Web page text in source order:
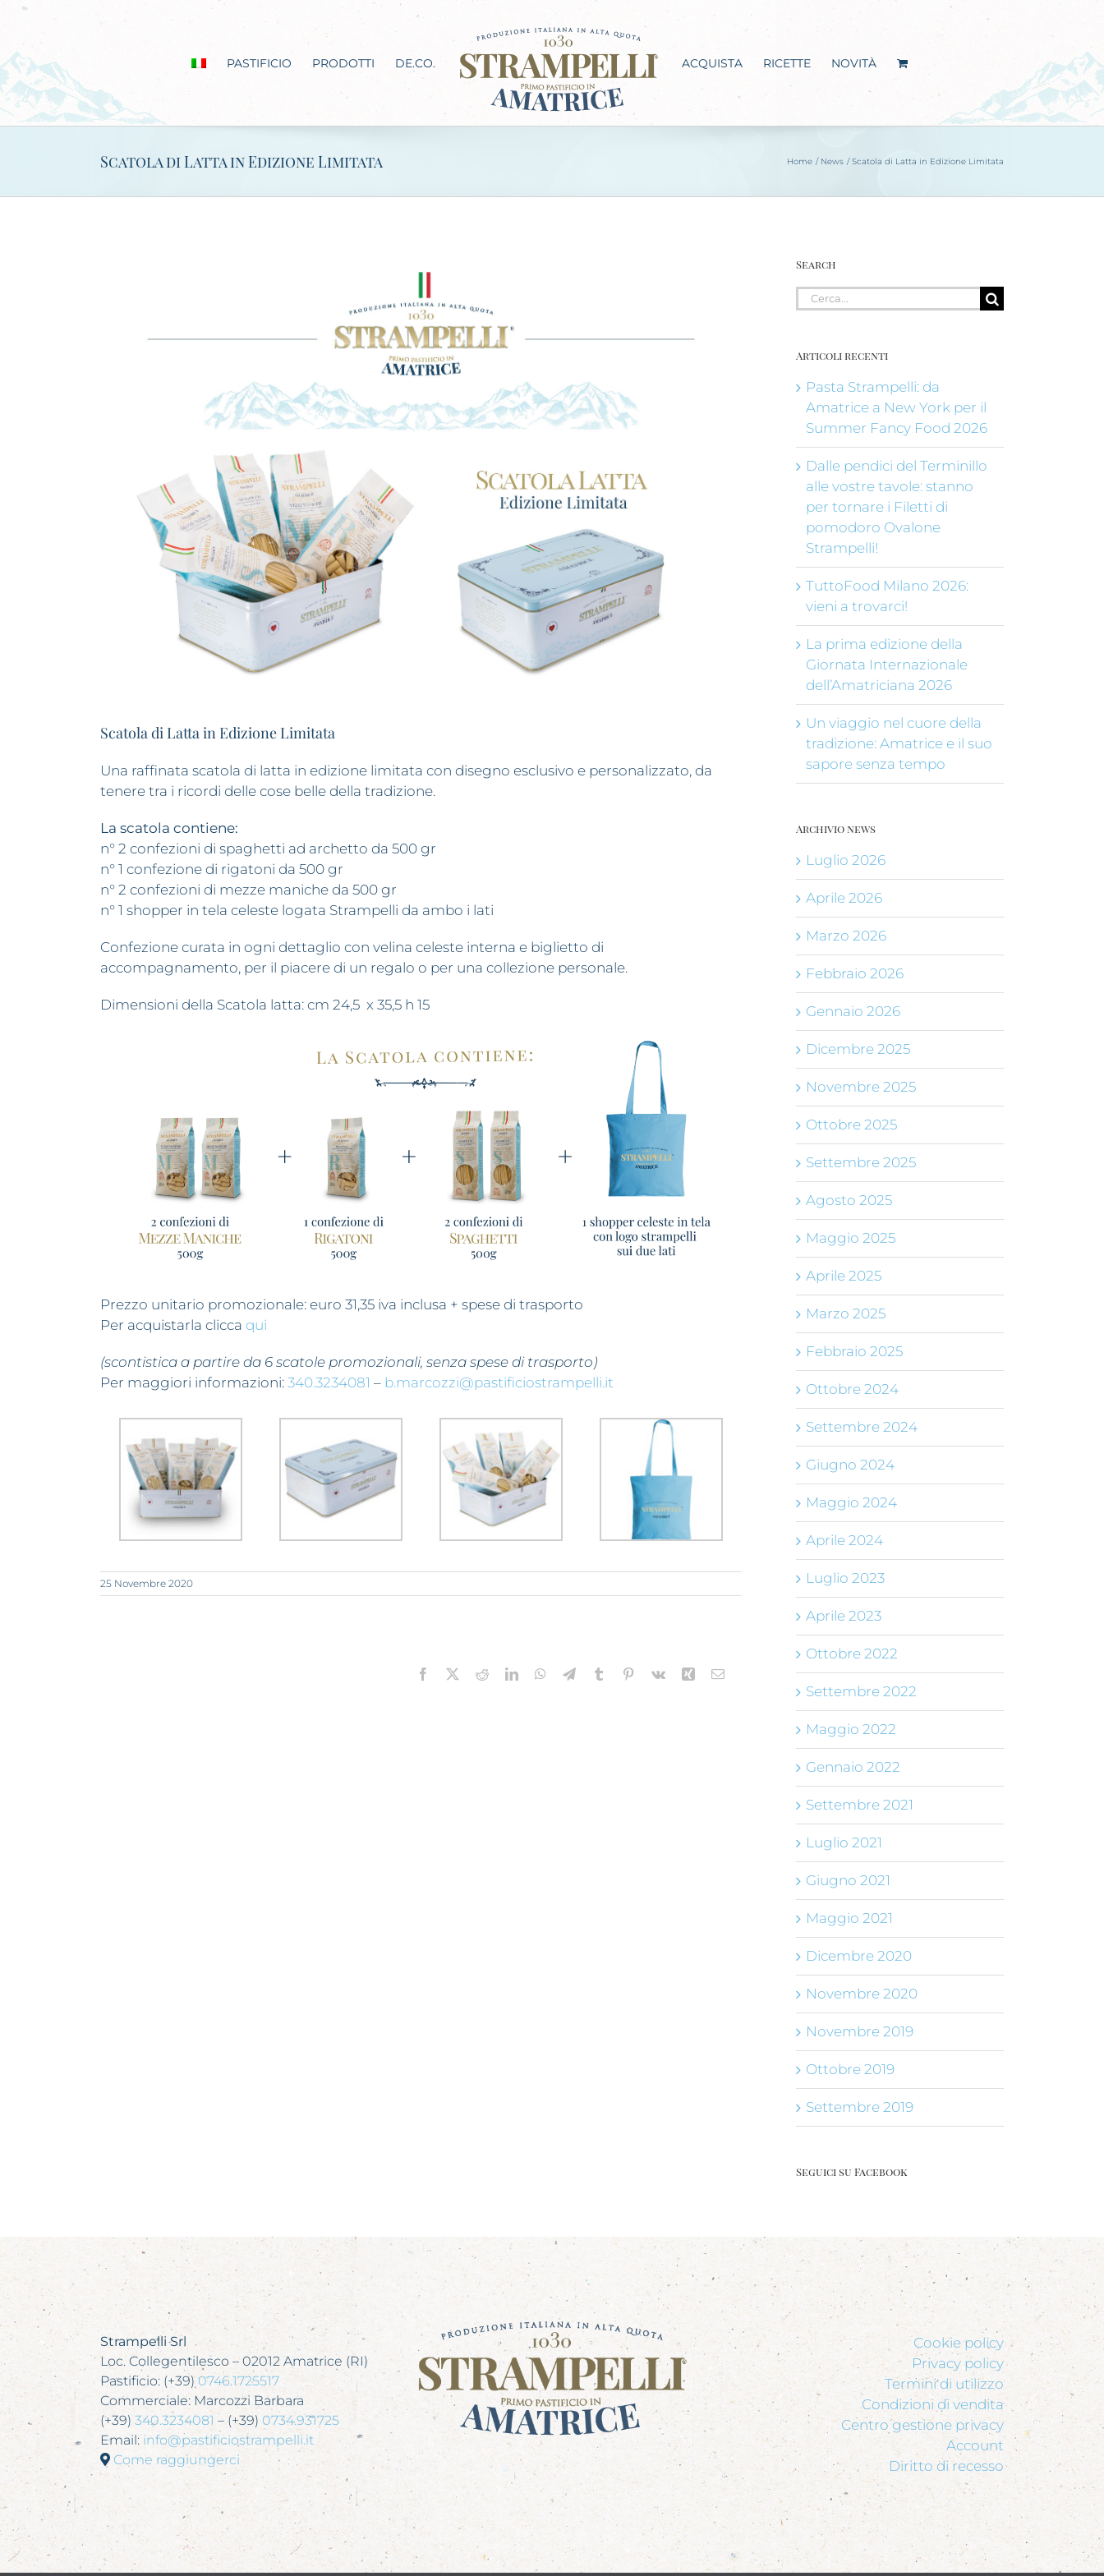
Salta
contenuto
PASTIFICIO PRODOTTI DE.CO. ACQUISTA RICETTE NOVITÀ
Scatola di Latta in Edizione Limitata Home News Scatola di Latta in Edizione Limitata
Scatola di Latta in Edizione Limitata
Una raffinata scatola di latta in edizione limitata con disegno esclusivo e personalizzato, da
tenere tra i ricordi delle cose belle della tradizione.
La scatola contiene:
n° 2 confezioni di spaghetti ad archetto da 500 gr
n° 1 confezione di rigatoni da 500 gr
n° 2 confezioni di mezze maniche da 500 gr
n° 1 shopper in tela celeste logata Strampelli da ambo i lati
Confezione curata in ogni dettaglio con velina celeste interna e biglietto di
accompagnamento, per il piacere di un regalo o per una collezione personale.
Dimensioni della Scatola latta: cm 24,5 x 35,5 h 15
Prezzo unitario promozionale: euro 31,35 iva inclusa + spese di trasporto
Per acquistarla clicca qui
(scontistica a partire da 6 scatole promozionali, senza spese di trasporto)
Per maggiori informazioni: 340.3234081 – b.marcozzi@pastificiostrampelli.it
25 Novembre 2020
Facebook
X RedditLinkedInWhatsApp
TelegramTumblr Pinterest
Vk Xing Email
Search
Cerca
per:
Articoli recenti
Pasta Strampelli: da
Amatrice a New York per il
Summer Fancy Food 2026
Dalle pendici del Terminillo
alle vostre tavole: stanno
per tornare i Filetti di
pomodoro Ovalone
Strampelli!
TuttoFood Milano 2026:
vieni a trovarci!
La prima edizione della
Giornata Internazionale
dell’Amatriciana 2026
Un viaggio nel cuore della
tradizione: Amatrice e il suo
sapore senza tempo
Archivio news
Luglio 2026
Aprile 2026
Marzo 2026
Febbraio 2026
Gennaio 2026
Dicembre 2025
Novembre 2025
Ottobre 2025
Settembre 2025
Agosto 2025
Maggio 2025
Aprile 2025
Marzo 2025
Febbraio 2025
Ottobre 2024
Settembre 2024
Giugno 2024
Maggio 2024
Aprile 2024
Luglio 2023
Aprile 2023
Ottobre 2022
Settembre 2022
Maggio 2022
Gennaio 2022
Settembre 2021
Luglio 2021
Giugno 2021
Maggio 2021
Dicembre 2020
Novembre 2020
Novembre 2019
Ottobre 2019
Settembre 2019
Seguici su Facebook
Strampelli Srl
Loc. Collegentilesco – 02012 Amatrice (RI)
Pastificio: (+39)0746.1725517
Commerciale: Marcozzi Barbara
(+39) 340.3234081 – (+39) 0734.931725
Email: info@pastificiostrampelli.it
Come raggiungerci
Cookie policy
Privacy policy
Termini di utilizzo
Condizioni di vendita
Centro gestione privacy
Account
Diritto di recesso